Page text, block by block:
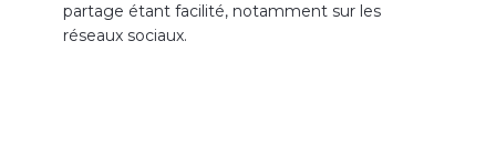
partage étant facilité, notamment sur les
réseaux sociaux.